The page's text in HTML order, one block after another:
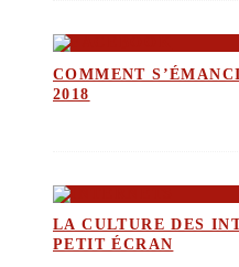
COMMENT
2018
LA CULTURE DES
PETIT ÉCRAN